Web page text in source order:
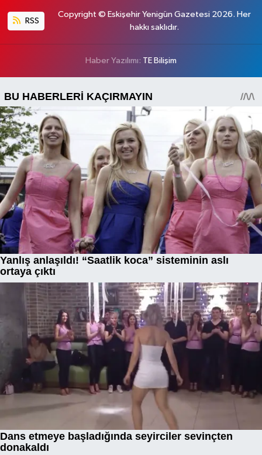
RSS
Copyright © Eskişehir Yenigün Gazetesi 2026. Her
hakkı saklıdır.
Haber Yazılımı: TE Bilişim